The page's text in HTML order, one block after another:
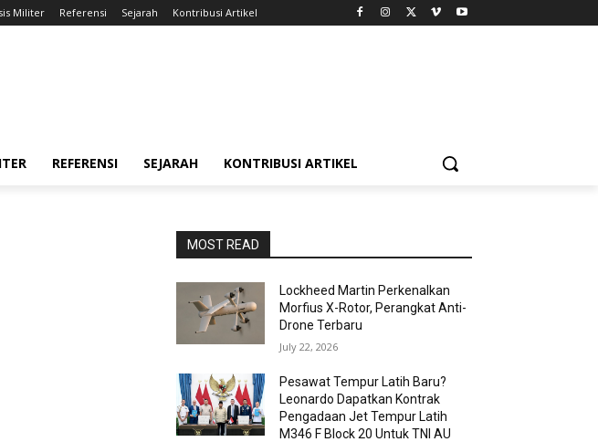
Militer Referensi Sejarah Kontribusi Artikel
REFERENSI SEJARAH KONTRIBUSI ARTIKEL
MOST READ
Lockheed Martin Perkenalkan
Morfius X-Rotor, Perangkat Anti-
Drone Terbaru
July 22, 2026
Pesawat Tempur Latih Baru?
Leonardo Dapatkan Kontrak
Pengadaan Jet Tempur Latih
M346 F Block 20 Untuk TNI AU